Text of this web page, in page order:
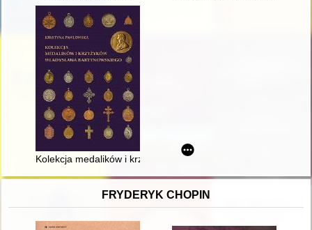
Kolekcja medalików i krzyżyków Władysława Bartynowskiego
FRYDERYK CHOPIN